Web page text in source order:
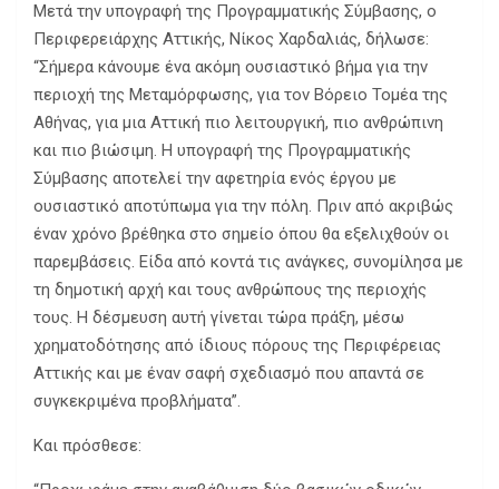
Μετά την υπογραφή της Προγραμματικής Σύμβασης, ο
Περιφερειάρχης Αττικής, Νίκος Χαρδαλιάς, δήλωσε:
“Σήμερα κάνουμε ένα ακόμη ουσιαστικό βήμα για την
περιοχή της Μεταμόρφωσης, για τον Βόρειο Τομέα της
Αθήνας, για μια Αττική πιο λειτουργική, πιο ανθρώπινη
και πιο βιώσιμη. Η υπογραφή της Προγραμματικής
Σύμβασης αποτελεί την αφετηρία ενός έργου με
ουσιαστικό αποτύπωμα για την πόλη. Πριν από ακριβώς
έναν χρόνο βρέθηκα στο σημείο όπου θα εξελιχθούν οι
παρεμβάσεις. Είδα από κοντά τις ανάγκες, συνομίλησα με
τη δημοτική αρχή και τους ανθρώπους της περιοχής
τους. Η δέσμευση αυτή γίνεται τώρα πράξη, μέσω
χρηματοδότησης από ίδιους πόρους της Περιφέρειας
Αττικής και με έναν σαφή σχεδιασμό που απαντά σε
συγκεκριμένα προβλήματα”.
Και πρόσθεσε: